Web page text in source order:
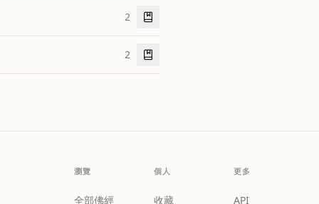
2
2
瀏覽
全部佛經
個人
收藏
更多
API